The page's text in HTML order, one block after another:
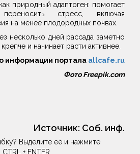
природный адаптоген: помогает
стресс, включая
на менее плодородных почвах.
несколько дней рассада заметно
и начинает расти активнее.
информации портала allcafe.ru
Фото Freepik.com
Источник: Соб. инф.
Выделите её и нажмите
CTRL + ENTER